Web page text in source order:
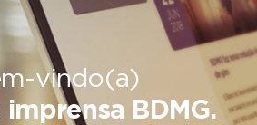
vindo(a)
imprensa BDMG.